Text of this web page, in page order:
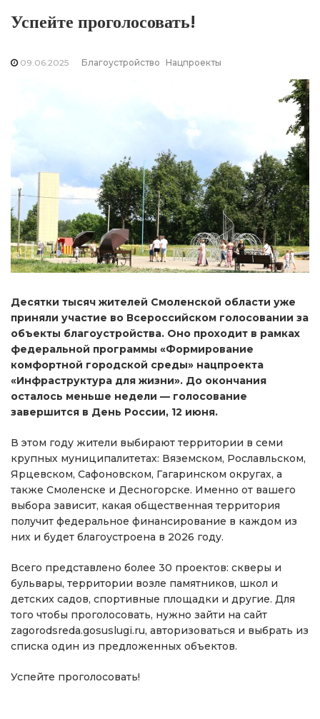
Успейте проголосовать!
09.06.2025 Благоустройство Нацпроекты
Десятки тысяч жителей Смоленской области уже
приняли участие во Всероссийском голосовании за
объекты благоустройства. Оно проходит в рамках
федеральной программы «Формирование
комфортной городской среды» нацпроекта
«Инфраструктура для жизни». До окончания
осталось меньше недели — голосование
завершится в День России, 12 июня.
В этом году жители выбирают территории в семи
крупных муниципалитетах: Вяземском, Рославльском,
Ярцевском, Сафоновском, Гагаринском округах, а
также Смоленске и Десногорске. Именно от вашего
выбора зависит, какая общественная территория
получит федеральное финансирование в каждом из
них и будет благоустроена в 2026 году.
Всего представлено более 30 проектов: скверы и
бульвары, территории возле памятников, школ и
детских садов, спортивные площадки и другие. Для
того чтобы проголосовать, нужно зайти на сайт
zagorodsreda.gosuslugi.ru, авторизоваться и выбрать из
списка один из предложенных объектов.
Успейте проголосовать!